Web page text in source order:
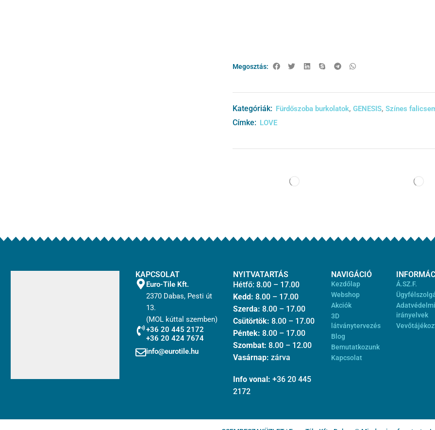
Megosztás:
Kategóriák: Fürdőszoba burkolatok,GENESIS,Színes
Címke: LOVE
KAPCSOLAT
Euro-Tile Kft.
2370 Dabas, Pesti út
13.
(MOL kúttal szemben)
+36 20 445 2172
+36 20 424 7674
info@eurotile.hu
NYITVATARTÁS
Hétfő: 8.00 – 17.00
Kedd: 8.00 – 17.00
Szerda: 8.00 – 17.00
Csütörtök: 8.00 – 17.00
Péntek: 8.00 – 17.00
Szombat: 8.00 – 12.00
Vasárnap: zárva
Info vonal: +36 20 445
2172
NAVIGÁCIÓ
Kezdőlap
Webshop
Akciók
3D
látványtervezés
Blog
Bemutatkozunk
Kapcsolat
Á.SZ.F.
Adatvédelmi
irányelvek